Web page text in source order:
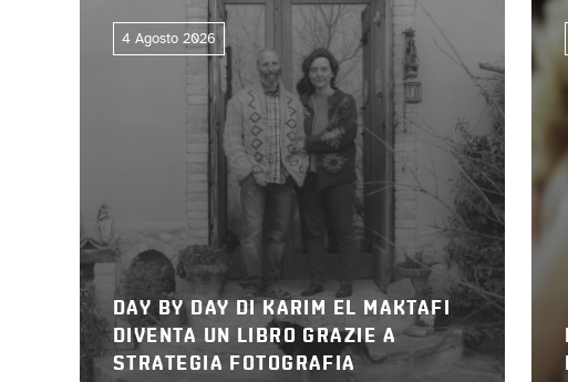
4 Agosto 2026
DAY BY DAY DI KARIM EL MAKTAFI
DIVENTA UN LIBRO GRAZIE A
STRATEGIA FOTOGRAFIA